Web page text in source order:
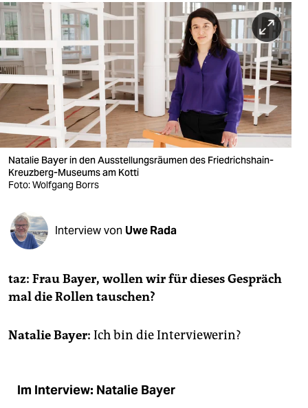
berlin
nord
wahrheit
verlag
verlag
veranstaltungen
shop
fragen & hilfe
unterstützen
genossenschaft
Natalie Bayer in den Ausstellungsräumen des Friedrichshain-
Kreuzberg-Museums am Kotti
Foto: Wolfgang Borrs
Interview von Uwe Rada
taz: Frau Bayer, wollen wir für dieses Gespräch
mal die Rollen tauschen?
Natalie Bayer: Ich bin die Intervie­werin?
Im Interview: Natalie Bayer